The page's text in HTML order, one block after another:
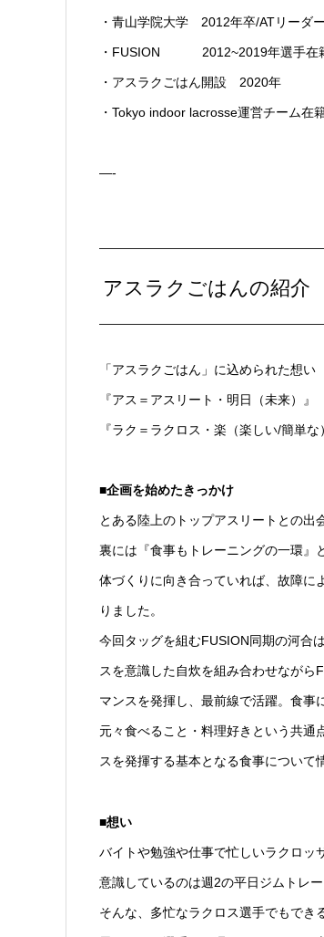
・青山学院大学 2012年卒/ATリーダー
・FUSION 2012~2019年選手在
・アスラクごはん開設 2020年
・Tokyo indoor lacrosse運営チーム在
—-
アスラクごはんの紹介
「アスラクごはん」に込められた想い
『アス＝アスリート・明日（未来）』
『ラク＝ラクロス・楽（楽しい/簡単な
■企画を始めたきっかけ
とある陸上のトップアスリートとの
裏には『食事もトレーニングの一環』
体づくりに向き合っていれば、故障に
りました。
今回タッグを組むFUSION同期の河合
スを意識した自炊を組み合わせなが
マンスを発揮し、最前線で活躍。食事
元々食べること・料理好きという共通
スを発揮する基本となる食事について
■想い
バイトや勉強や仕事で忙しいラクロッ
意識しているのは週2の平日ジムトレ
そんな、多忙なラクロス選手でもでき